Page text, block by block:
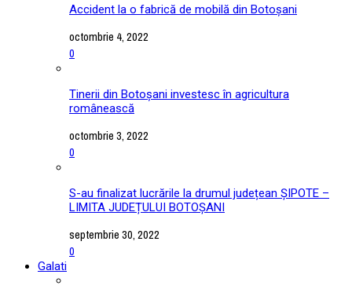
Accident la o fabrică de mobilă din Botoșani
octombrie 4, 2022
0
Tinerii din Botoșani investesc în agricultura
românească
octombrie 3, 2022
0
S-au finalizat lucrările la drumul județean ȘIPOTE –
LIMITA JUDEȚULUI BOTOȘANI
septembrie 30, 2022
0
Galati